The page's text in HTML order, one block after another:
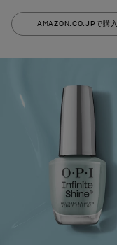
AMAZON.CO.JPで購入